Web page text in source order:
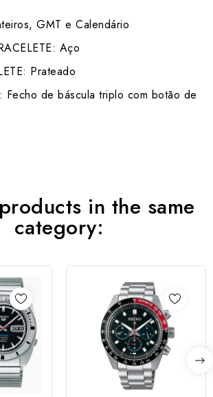
GMT e Calendário
Aço
Prateado
Fecho de báscula triplo com botão de
in the same
category: